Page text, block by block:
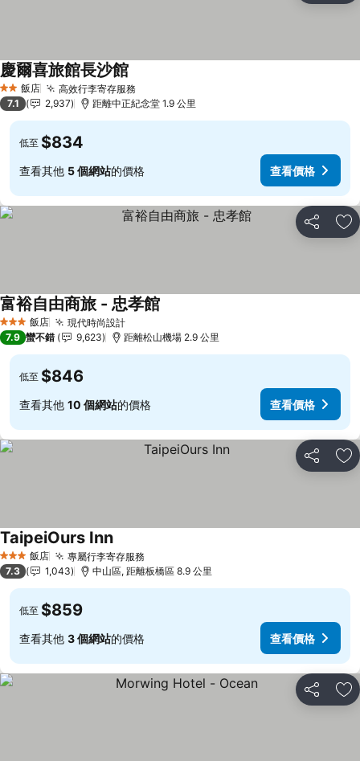
2 星級飯店 高效行李寄存服務
慶爾喜旅館長沙館
7.1 2,937 距離中正紀念堂 1.9 公里
低至 $834
查看其他 5 個網站的價格 查看價格
分享 加
3 星級 飯店 現代時尚設計
富裕自由商旅 - 忠孝館
7.9 蠻不錯 9,623 距離松山機場 2.9 公里
低至 $846
查看其他 10 個網站的價格 查看價格
分享 加
3 星級 飯店 專屬行李寄存服務
TaipeiOurs Inn
7.3 1,043 中山區, 距離板橋區 8.9 公里
低至 $859
查看其他 3 個網站的價格 查看價格
分享 加